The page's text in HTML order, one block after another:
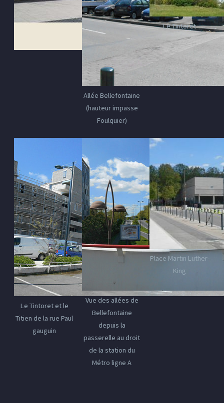
Allée Bellefontaine
(hauteur impasse
Foulquier)
Le Tintoret
Le Tintoret et le
Titien de la rue Paul
gauguin
Vue des allées de
Bellefontaine
depuis la
passerelle au droit
de la station du
Métro ligne A
Place Martin Luther-
King